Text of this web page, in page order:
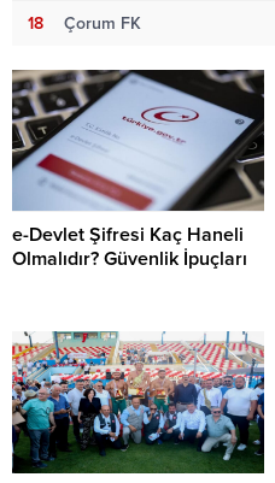
18 Çorum FK
e-Devlet Şifresi Kaç Haneli
Olmalıdır? Güvenlik İpuçları